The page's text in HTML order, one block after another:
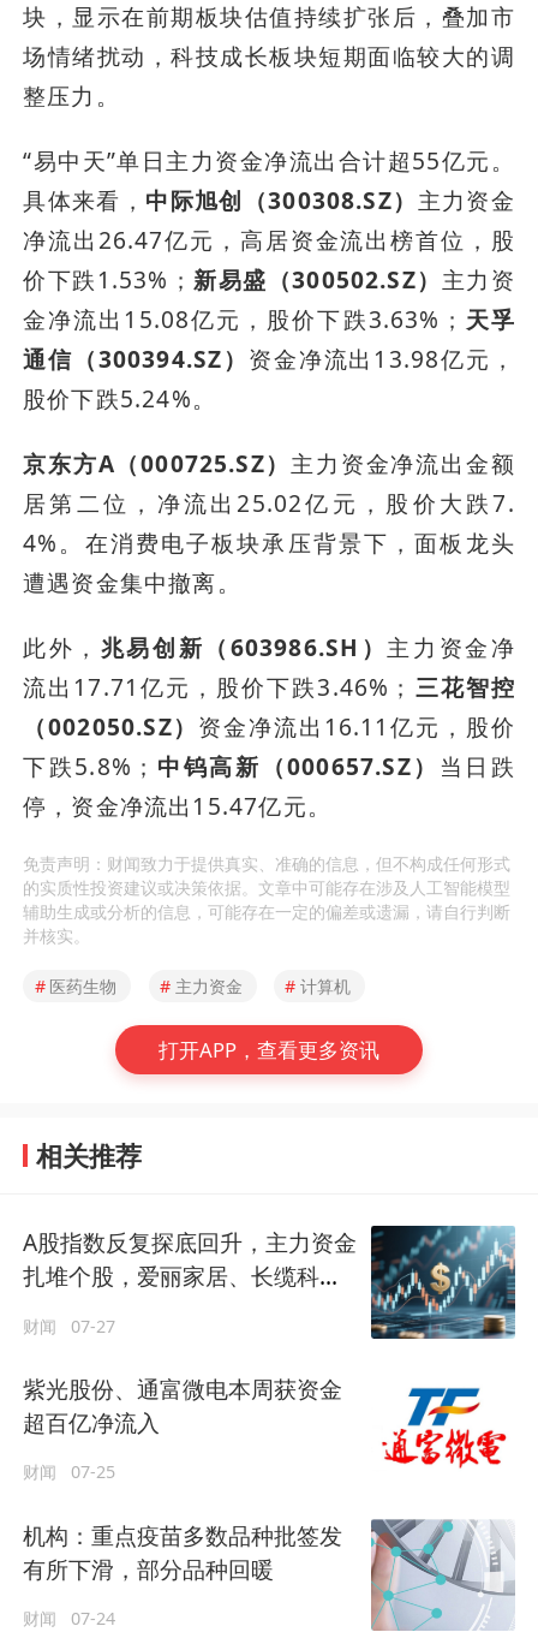
块，显示在前期板块估值持续扩张后，叠加市
场情绪扰动，科技成长板块短期面临较大的调
整压力。
“易中天”单日主力资金净流出合计超55亿元。
具体来看， 中际旭创（300308.SZ） 主力资金
净流出26.47亿元，高居资金流出榜首位，股
价下跌1.53%； 新易盛（300502.SZ） 主力资
金净流出15.08亿元，股价下跌3.63%； 天孚
通信（300394.SZ） 资金净流出13.98亿元，
股价下跌5.24%。
京东方A（000725.SZ）主力资金净流出金额
居第二位，净流出25.02亿元，股价大跌7.
4%。在消费电子板块承压背景下，面板龙头
遭遇资金集中撤离。
此外， 兆易创新（603986.SH）主力资金净
流出17.71亿元，股价下跌3.46%； 三花智控
（002050.SZ） 资金净流出16.11亿元，股价
下跌5.8%； 中钨高新（000657.SZ） 当日跌
停，资金净流出15.47亿元。
免责声明：财闻致力于提供真实、准确的信息，但不构成任何形式
的实质性投资建议或决策依据。文章中可能存在涉及人工智能模型
辅助生成或分析的信息，可能存在一定的偏差或遗漏，请自行判断
并核实。
# 医药生物 # 主力资金 # 计算机
打开APP，查看更多资讯
相关推荐
A股指数反复探底回升，主力资金
扎堆个股，爱丽家居、长缆科技
财闻 07-27
紫光股份、通富微电本周获资金
超百亿净流入
财闻 07-25
机构：重点疫苗多数品种批签发
有所下滑，部分品种回暖
财闻 07-24